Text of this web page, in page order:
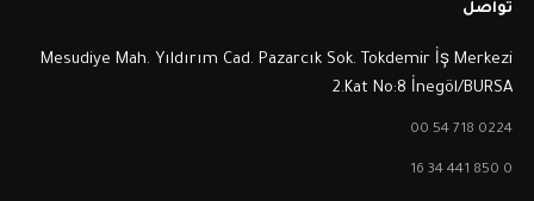
تواصل
Mesudiye Mah. Yıldırım Cad. Pazarcık Sok. Tokdemir İş Merkezi
2.Kat No:8 İnegöl/BURSA
0224 718 54 00
0 850 441 34 16